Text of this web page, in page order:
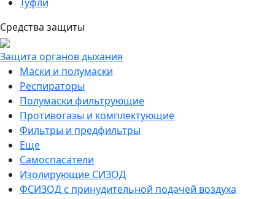
Средства защиты
Защита органов дыхания
Маски и полумаски
Респираторы
Полумаски фильтрующие
Противогазы и комплектующие
Фильтры и предфильтры
Еще
Самоспасатели
Изолирующие СИЗОД
ФСИЗОД с принудительной подачей воздуха